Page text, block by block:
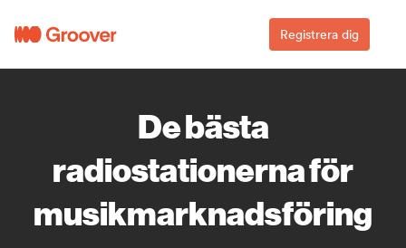
Registrera dig
De bästa
radiostationerna för
musikmarknadsföring